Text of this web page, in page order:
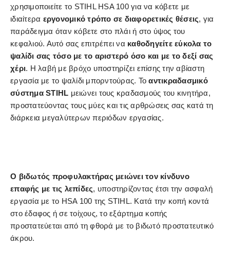
χρησιμοποιείτε το STIHL HSA 100 για να κόβετε με
ιδιαίτερα εργονομικό τρόπο σε διαφορετικές θέσεις, για
παράδειγμα όταν κόβετε στο πλάι ή στο ύψος του
κεφαλιού. Αυτό σας επιτρέπει να καθοδηγείτε εύκολα το
ψαλίδι σας τόσο με το αριστερό όσο και με το δεξί σας
χέρι. Η λαβή με βρόχο υποστηρίζει επίσης την αβίαστη
εργασία με το ψαλίδι μπορντούρας. Το αντικραδασμικό
σύστημα STIHL μειώνει τους κραδασμούς του κινητήρα,
προστατεύοντας τους μύες και τις αρθρώσεις σας κατά τη
διάρκεια μεγαλύτερων περιόδων εργασίας.
Ο βιδωτός προφυλακτήρας μειώνει τον κίνδυνο
επαφής με τις λεπίδες, υποστηρίζοντας έτσι την ασφαλή
εργασία με το HSA 100 της STIHL. Κατά την κοπή κοντά
στο έδαφος ή σε τοίχους, το εξάρτημα κοπής
προστατεύεται από τη φθορά με το βιδωτό προστατευτικό
άκρου.